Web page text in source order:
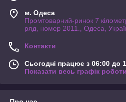
м. Одеса
Промтоварний-ринок 7
ряд, номер 2011., Одеса,
Контакти
Сьогодні працює з 06:00 до
Показати весь графік роботи